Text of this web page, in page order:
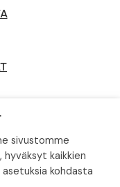
sivustomme
hyväksyt kaikkien
kohdasta